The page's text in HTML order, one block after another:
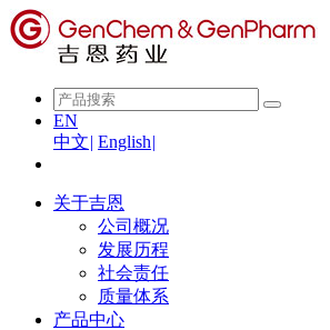
EN
中文| English|
关于吉恩
公司概况
发展历程
社会责任
质量体系
产品中心